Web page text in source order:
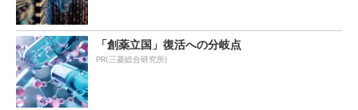
「創薬立国」復活への分岐点
PR(三菱総合研究所)